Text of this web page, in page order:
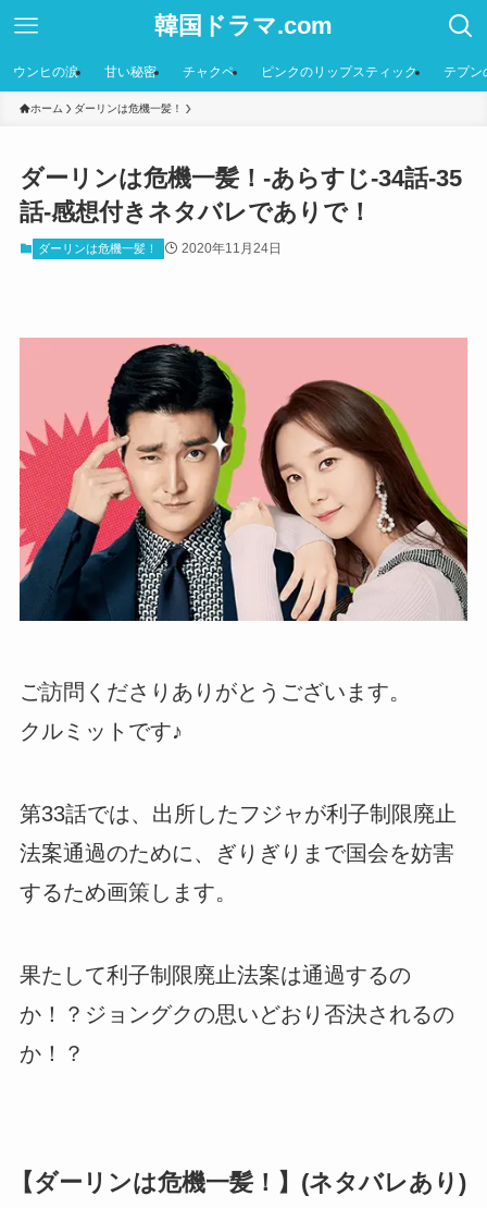
韓国ドラマ.com
ウンヒの涙 甘い秘密 チャクペ ピンクのリップスティック テプン
ホーム ダーリンは危機一髪！
ダーリンは危機一髪！-あらすじ-34話-35
話-感想付きネタバレでありで！
ダーリンは危機一髪！ 2020年11月24日
ご訪問くださりありがとうございます。
クルミットです♪
第33話では、出所したフジャが利子制限廃止
法案通過のために、ぎりぎりまで国会を妨害
するため画策します。
果たして利子制限廃止法案は通過するの
か！？ジョングクの思いどおり否決されるの
か！？
【ダーリンは危機一髪！】(ネタバレあり)